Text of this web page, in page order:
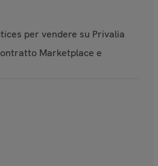
per vendere su Privalia
Marketplace e